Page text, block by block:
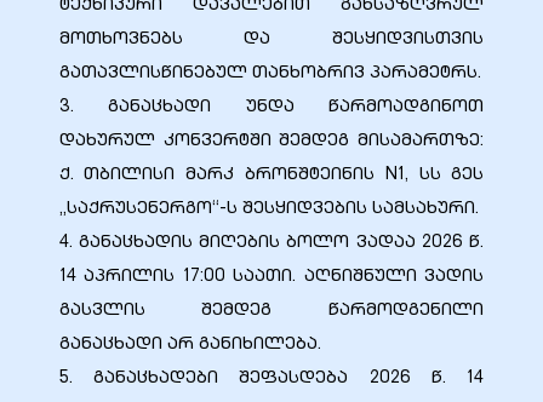
ტექნიკური დავალებით განსაზღვრულ
მოთხოვნებს და შესყიდვისთვის
გათავლისწინებულ თანხობრივ პარამეტრს.
3. განაცხადი უნდა წარმოადგინოთ
დახურულ კონვერტში შემდეგ მისამართზე:
ქ. თბილისი მარკ ბრონშტეინის N1, სს გეს
„საქრუსენერგო“-ს შესყიდვების სამსახური.
4. განაცხადის მიღების ბოლო ვადაა 2026 წ.
14 აპრილის 17:00 საათი. აღნიშნული ვადის
გასვლის შემდეგ წარმოდგენილი
განაცხადი არ განიხილება.
5. განაცხადები შეფასდება 2026 წ. 14